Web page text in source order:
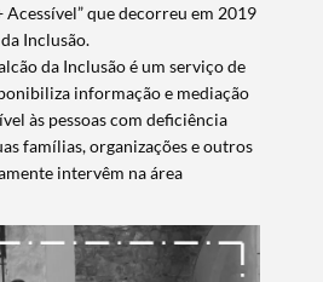
Acessível” que decorreu em 2019
Inclusão.
da Inclusão é um serviço de
informação e mediação
às pessoas com deficiência
famílias, organizações e outros
intervêm na área